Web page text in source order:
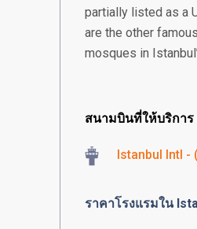
partially listed as a
are the other
mosques in
สนามบินที่ให้บริการ
Istanbul Intl -
ราคาโรงแรมใน